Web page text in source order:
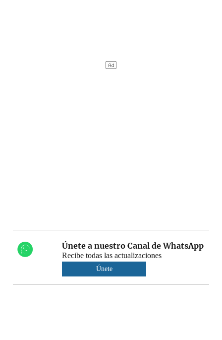
Únete a nuestro Canal de WhatsApp
Recibe todas las actualizaciones
Únete